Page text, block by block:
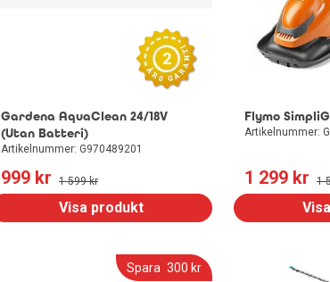
2
Gardena AquaClean 24/18V
(Utan Batteri)
Artikelnummer: G970489201
999 kr 1 599 kr
Visa produkt
Flymo
Artikelnummer:
1 299 kr 1
Spara 300 kr